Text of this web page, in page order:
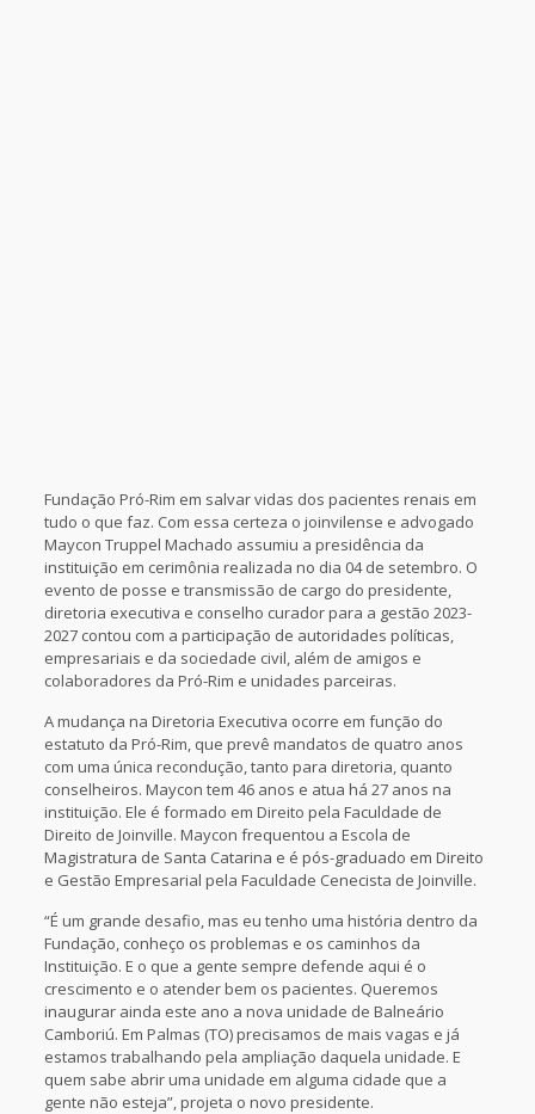
Fundação Pró-Rim em salvar vidas dos pacientes renais em
tudo o que faz. Com essa certeza o joinvilense e advogado
Maycon Truppel Machado assumiu a presidência da
instituição em cerimônia realizada no dia 04 de setembro. O
evento de posse e transmissão de cargo do presidente,
diretoria executiva e conselho curador para a gestão 2023-
2027 contou com a participação de autoridades políticas,
empresariais e da sociedade civil, além de amigos e
colaboradores da Pró-Rim e unidades parceiras.
A mudança na Diretoria Executiva ocorre em função do
estatuto da Pró-Rim, que prevê mandatos de quatro anos
com uma única recondução, tanto para diretoria, quanto
conselheiros. Maycon tem 46 anos e atua há 27 anos na
instituição. Ele é formado em Direito pela Faculdade de
Direito de Joinville. Maycon frequentou a Escola de
Magistratura de Santa Catarina e é pós-graduado em Direito
e Gestão Empresarial pela Faculdade Cenecista de Joinville.
“É um grande desafio, mas eu tenho uma história dentro da
Fundação, conheço os problemas e os caminhos da
Instituição. E o que a gente sempre defende aqui é o
crescimento e o atender bem os pacientes. Queremos
inaugurar ainda este ano a nova unidade de Balneário
Camboriú. Em Palmas (TO) precisamos de mais vagas e já
estamos trabalhando pela ampliação daquela unidade. E
quem sabe abrir uma unidade em alguma cidade que a
gente não esteja”, projeta o novo presidente.